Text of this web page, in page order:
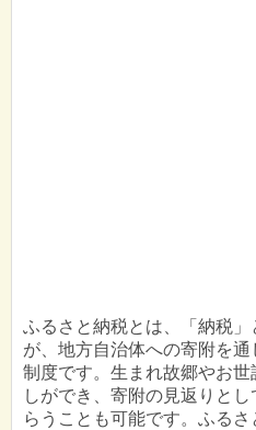
ふるさと納税とは、「納税
が、地方自治体への寄附を
制度です。生まれ故郷やお
しができ、寄附の見返りと
らうことも可能です。ふる